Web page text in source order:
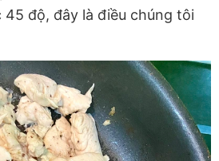
45 độ, đây là điều chúng tôi